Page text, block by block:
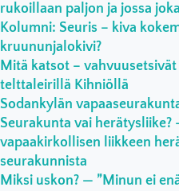
rukoillaan paljon ja jossa
Kolumni: Seuris – kiva
kruununjalokivi?
Mitä katsot –
telttaleirillä Kihniöllä
Sodankylän
Seurakunta vai
vapaakirkollisen liikkeen
seurakunnista
Miksi uskon? — ”Minun ei